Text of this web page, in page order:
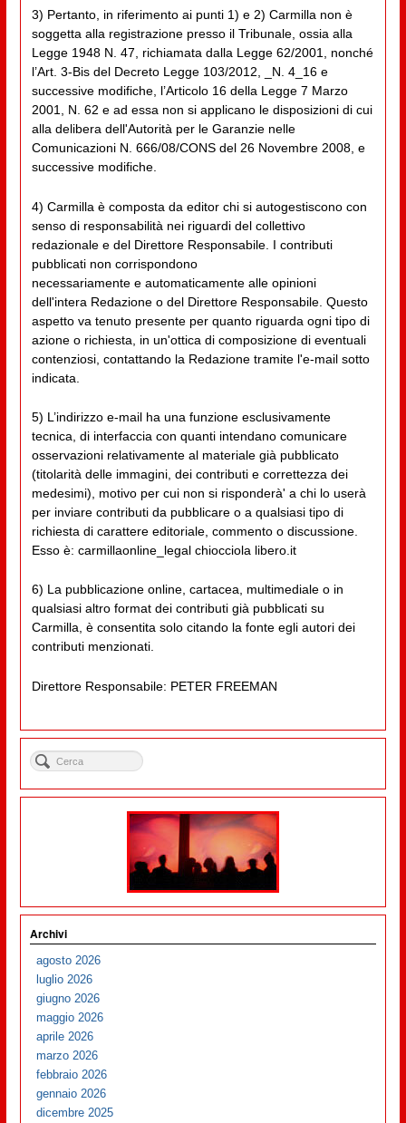
3) Pertanto, in riferimento ai punti 1) e 2) Carmilla non è
soggetta alla registrazione presso il Tribunale, ossia alla
Legge 1948 N. 47, richiamata dalla Legge 62/2001, nonché
l’Art. 3-Bis del Decreto Legge 103/2012, _N. 4_16 e
successive modifiche, l’Articolo 16 della Legge 7 Marzo
2001, N. 62 e ad essa non si applicano le disposizioni di cui
alla delibera dell'Autorità per le Garanzie nelle
Comunicazioni N. 666/08/CONS del 26 Novembre 2008, e
successive modifiche.
4) Carmilla è composta da editor chi si autogestiscono con
senso di responsabilità nei riguardi del collettivo
redazionale e del Direttore Responsabile. I contributi
pubblicati non corrispondono
necessariamente e automaticamente alle opinioni
dell'intera Redazione o del Direttore Responsabile. Questo
aspetto va tenuto presente per quanto riguarda ogni tipo di
azione o richiesta, in un'ottica di composizione di eventuali
contenziosi, contattando la Redazione tramite l'e-mail sotto
indicata.
5) L’indirizzo e-mail ha una funzione esclusivamente
tecnica, di interfaccia con quanti intendano comunicare
osservazioni relativamente al materiale già pubblicato
(titolarità delle immagini, dei contributi e correttezza dei
medesimi), motivo per cui non si risponderà' a chi lo userà
per inviare contributi da pubblicare o a qualsiasi tipo di
richiesta di carattere editoriale, commento o discussione.
Esso è: carmillaonline_legal chiocciola libero.it
6) La pubblicazione online, cartacea, multimediale o in
qualsiasi altro format dei contributi già pubblicati su
Carmilla, è consentita solo citando la fonte egli autori dei
contributi menzionati.
Direttore Responsabile: PETER FREEMAN
Archivi
agosto 2026
luglio 2026
giugno 2026
maggio 2026
aprile 2026
marzo 2026
febbraio 2026
gennaio 2026
dicembre 2025